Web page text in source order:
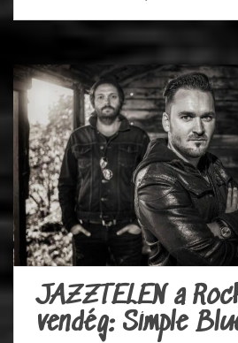
JAZZTELEN a
vendég: Simple